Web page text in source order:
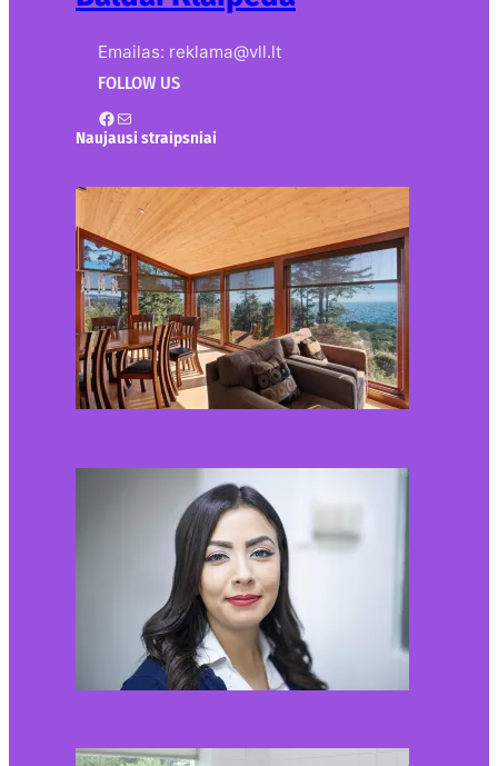
Emailas: reklama@vll.lt
FOLLOW US
Facebook Mail
Naujausi straipsniai
Kur nusipirkti medines
žaliuzes Klaipėdoje?
2026-08-01
Kaip miegamojo
atmosfera veikia odos
senėjimą?
2026-06-01